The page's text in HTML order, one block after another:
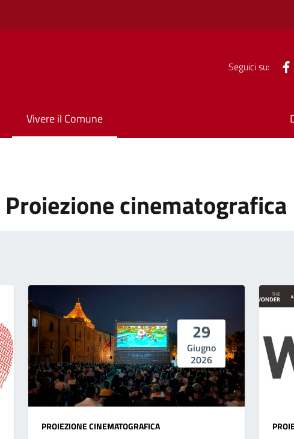
Seguici su:
Vivere il Comune
Proiezione cinematografica
29
Giugno
2026
PROIEZIONE CINEMATOGRAFICA